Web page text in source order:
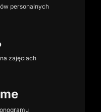
personalnych
zajęciach